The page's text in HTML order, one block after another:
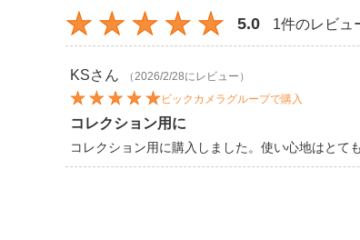
5.0 1件のレビュ
KSさん
（2026/2/28にレビュー）
ビックカメラグループで購入
コレクション用に
コレクション用に購入しました。使い心地はとて